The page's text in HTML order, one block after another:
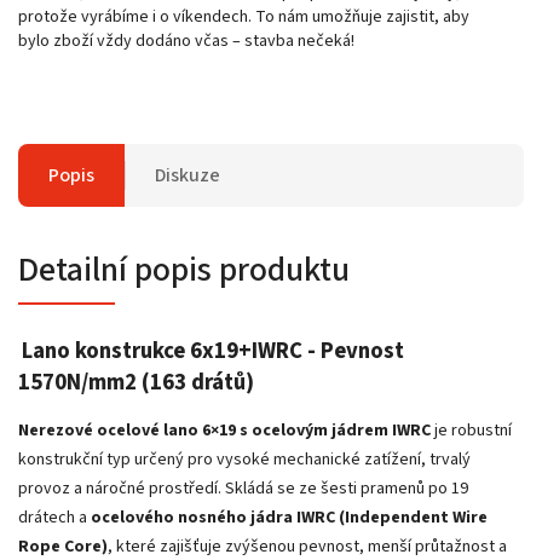
protože vyrábíme i o víkendech. To nám umožňuje zajistit, aby
bylo zboží vždy dodáno včas – stavba nečeká!
Popis Diskuze
Detailní popis produktu
Lano konstrukce 6x19+IWRC - Pevnost
1570N/mm2 (163 drátů)
Nerezové ocelové lano 6×19 s ocelovým jádrem IWRCje robustní
konstrukční typ určený pro vysoké mechanické zatížení, trvalý
provoz a náročné prostředí. Skládá se ze šesti pramenů po 19
drátech a ocelového nosného jádra IWRC (Independent Wire
Rope Core), které zajišťuje zvýšenou pevnost, menší průtažnost a